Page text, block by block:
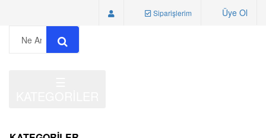
Siparişlerim Üye Ol